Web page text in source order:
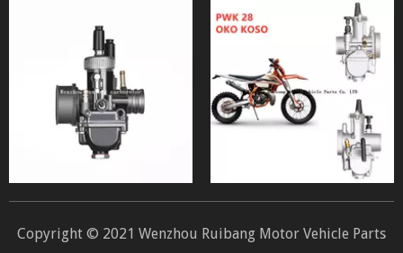
Copyright © 2021 Wenzhou Ruibang Motor Vehicle Parts